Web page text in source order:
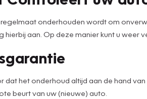
onderhouden wordt om
hierbij aan. Op deze manier kunt u weer
dat het onderhoud altijd aan de hand
beurt van uw (nieuwe) auto.